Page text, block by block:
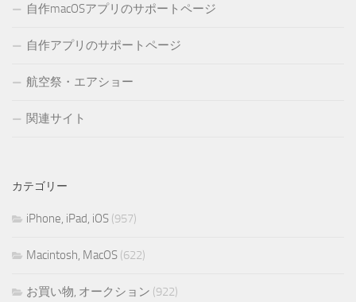
自作macOSアプリのサポートページ
自作アプリのサポートページ
航空祭・エアショー
関連サイト
カテゴリー
iPhone, iPad, iOS (957)
Macintosh, MacOS (622)
お買い物, オークション (922)